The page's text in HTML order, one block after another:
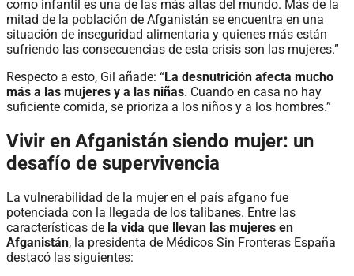
como infantil es una de las más altas del mundo. Más de la
mitad de la población de Afganistán se encuentra en una
situación de inseguridad alimentaria y quienes más están
sufriendo las consecuencias de esta crisis son las mujeres.”
Respecto a esto, Gil añade: “La desnutrición afecta mucho
más a las mujeres y a las niñas. Cuando en casa no hay
suficiente comida, se prioriza a los niños y a los hombres.”
Vivir en Afganistán siendo mujer: un
desafío de supervivencia
La vulnerabilidad de la mujer en el país afgano fue
potenciada con la llegada de los talibanes. Entre las
características de la vida que llevan las mujeres en
Afganistán, la presidenta de Médicos Sin Fronteras España
destacó las siguientes: